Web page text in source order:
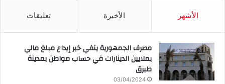
الأشهر الأخيرة تعليقات
مصرف الجمهورية ينفي خبر إيداع مبلغ مالي
بملايين الدينارات في حساب مواطن بمدينة
طبرق
03/04/2024